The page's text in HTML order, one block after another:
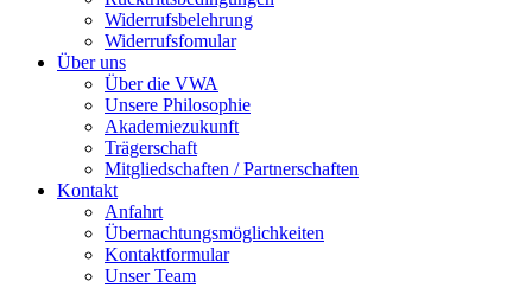
Widerrufsbelehrung
Widerrufsfomular
Über uns
Über die VWA
Unsere Philosophie
Akademiezukunft
Trägerschaft
Mitgliedschaften / Partnerschaften
Kontakt
Anfahrt
Übernachtungsmöglichkeiten
Kontaktformular
Unser Team